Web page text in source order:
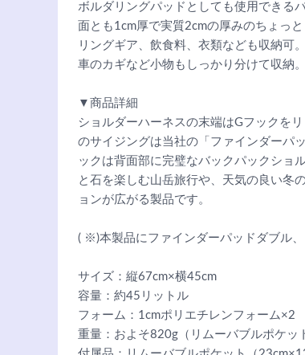
ボルダリングパッドとしても使用できる
面とも1cm厚で実質2cmの厚みのちょっ
リングギア、飲食料、衣類なども収納可
車のカギなど小物もしっかり分けて収納
▼商品詳細
ショルダーハーネスの末端はGフックを
のサイジングは当社の「ファインダーパ
ックは背面部に完璧なバックパックショ
と石を楽しむ山岳旅行や、天気の良い冬
ョンが広がる製品です。
( ※)本製品にファインダーパッドダブル
サイズ：縦67cm×横45cm
容量：約45リットル
フォーム：1cmポリエチレンフォーム×2
重量：およそ820g（リムーバブルポケッ